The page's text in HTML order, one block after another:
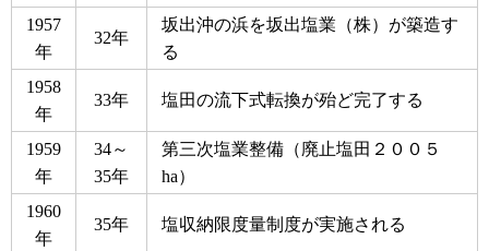
1957
年
32年
坂出沖の浜を坂出塩業（株）が築造す
る
1958
年
33年 塩田の流下式転換が殆ど完了する
1959
年
34～
35年
第三次塩業整備（廃止塩田２００５
ha）
1960
年
35年 塩収納限度量制度が実施される